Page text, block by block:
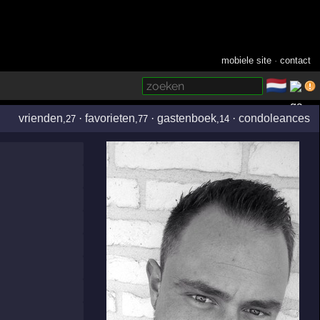
mobiele site ·contact
🇳🇱
vrienden ,27 ·favorieten ,77 ·gastenboek ,14 ·condoleances